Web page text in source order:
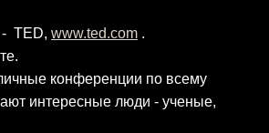
- TED, www.ted.com .
конференции по всему
интересные люди - ученые,